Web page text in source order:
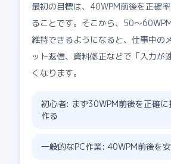
最初の目標は、40WPM前後を正確
ることです。そこから、50〜
維持できるようになると、仕事中の
ット返信、資料修正などで「入力が
くなります。
初心者: まず30WPM前後を正確に
作る
一般的なPC作業: 40WPM前後を